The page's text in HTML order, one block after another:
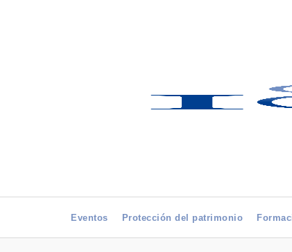
Eventos Protección del patrimonio